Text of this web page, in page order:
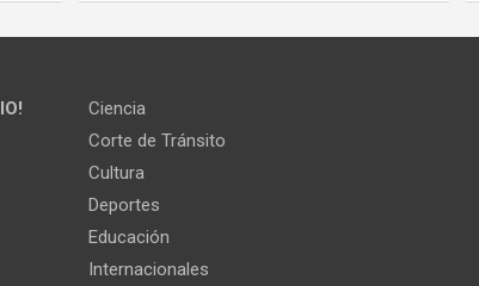
Ciencia
Corte de Tránsito
Cultura
Deportes
Educación
Internacionales